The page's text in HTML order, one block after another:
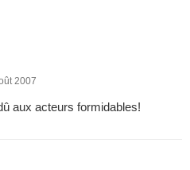
2007
aux acteurs formidables!